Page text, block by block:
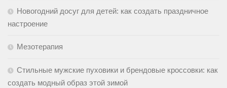
Новогодний досуг для детей: как создать праздничное
настроение
Мезотерапия
Стильные мужские пуховики и брендовые кроссовки: как
создать модный образ этой зимой